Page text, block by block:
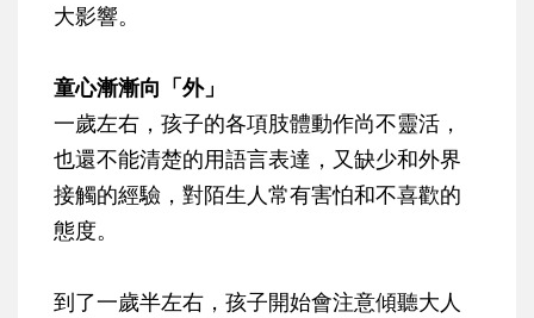
大影響。
童心漸漸向「外」
一歲左右，孩子的各項肢體動作尚不靈活，
也還不能清楚的用語言表達，又缺少和外界
接觸的經驗，對陌生人常有害怕和不喜歡的
態度。
到了一歲半左右，孩子開始會注意傾聽大人